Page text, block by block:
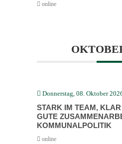
online
Donnerstag, 08. Oktober
STARK IM TEAM,
GUTE
KOMMU­NAL­PO­LITIK
online